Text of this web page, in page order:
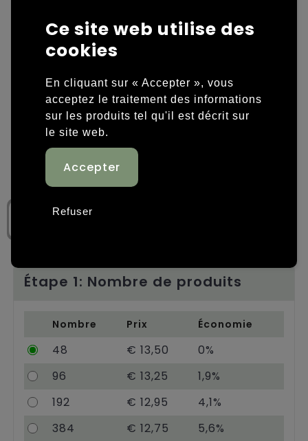
Housses et sacoches ordinateurs portables
Overige tassen
Sacs en papier
Sacs promotionnels
Sacs de voyage
Sacs à dos
Sacs porté épaule
Tassen voor sport
Overige kleding
Polos
Sweaters personnalisés
T-shirts personnalisés
Vestes personnalisées
Chaussures personnalisées
Étape 1: Nombre de produits
Nombre Prix Économie
48 € 13,50
0%
96
€ 13,25
1,9%
192
€ 12,95
4,1%
384
€ 12,75 5,6%
Ce site web utilise des
cookies
En cliquant sur « Accepter », vous
acceptez le traitement des informations
sur les produits tel qu'il est décrit sur
le site web.
Refuser